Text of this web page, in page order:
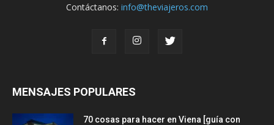
Contáctanos: info@theviajeros.com
MENSAJES POPULARES
70 cosas para hacer en Viena [guía con